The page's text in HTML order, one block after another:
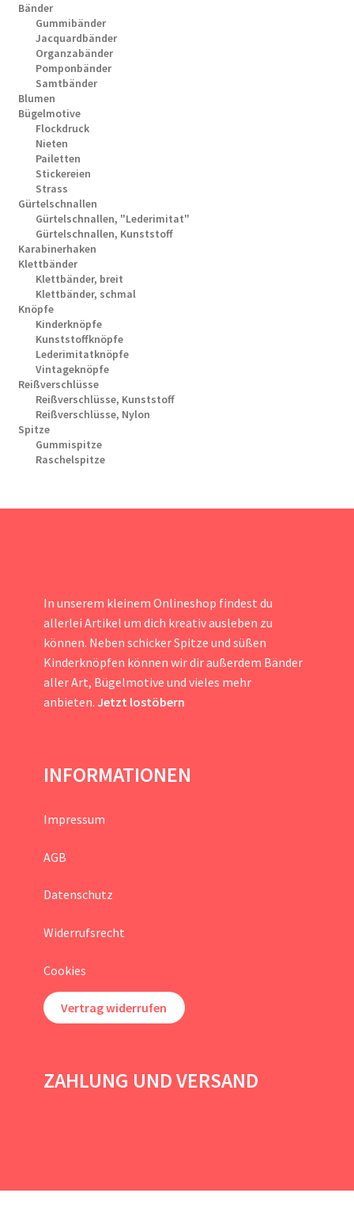
Bänder
Gummibänder
Jacquardbänder
Organzabänder
Pomponbänder
Samtbänder
Blumen
Bügelmotive
Flockdruck
Nieten
Pailetten
Stickereien
Strass
Gürtelschnallen
Gürtelschnallen, "Lederimitat"
Gürtelschnallen, Kunststoff
Karabinerhaken
Klettbänder
Klettbänder, breit
Klettbänder, schmal
Knöpfe
Kinderknöpfe
Kunststoffknöpfe
Lederimitatknöpfe
Vintageknöpfe
Reißverschlüsse
Reißverschlüsse, Kunststoff
Reißverschlüsse, Nylon
Spitze
Gummispitze
Raschelspitze
In unserem kleinem Onlineshop findest du
allerlei Artikel um dich kreativ ausleben zu
können. Neben schicker Spitze und süßen
Kinderknöpfen können wir dir außerdem Bänder
aller Art, Bügelmotive und vieles mehr
anbieten. Jetzt lostöbern
INFORMATIONEN
Impressum
AGB
Datenschutz
Widerrufsrecht
Cookies
Vertrag widerrufen
ZAHLUNG UND VERSAND